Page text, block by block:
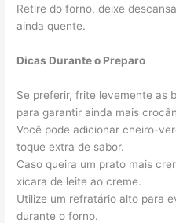
Retire do forno, deixe
ainda quente.
Dicas Durante o Preparo
Se preferir, frite levemente as
para garantir ainda mais
Você pode adicionar cheiro-
toque extra de sabor.
Caso queira um prato mais
xícara de leite ao creme.
Utilize um refratário alto para
durante o forno.